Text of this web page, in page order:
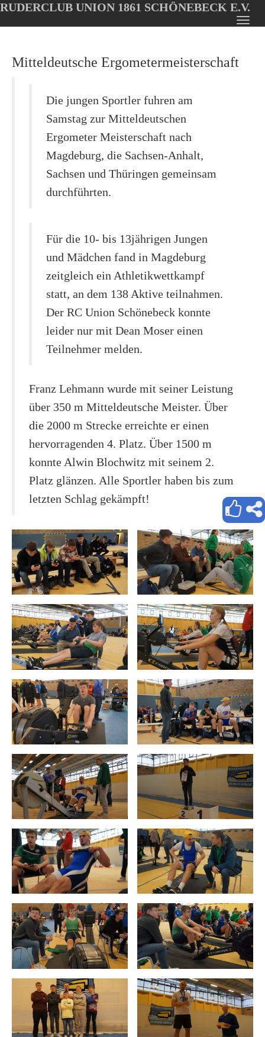
Oops, an error occurred! Code: 202608061711424c10878d
main
RUDERCLUB UNION 1861 SCHÖNEBECK E.V.
Mitteldeutsche Ergometermeisterschaft
Die jungen Sportler fuhren am
Samstag zur Mitteldeutschen
Ergometer Meisterschaft nach
Magdeburg, die Sachsen-Anhalt,
Sachsen und Thüringen gemeinsam
durchführten.
Für die 10- bis 13jährigen Jungen
und Mädchen fand in Magdeburg
zeitgleich ein Athletikwettkampf
statt, an dem 138 Aktive teilnahmen.
Der RC Union Schönebeck konnte
leider nur mit Dean Moser einen
Teilnehmer melden.
Franz Lehmann wurde mit seiner Leistung
über 350 m Mitteldeutsche Meister. Über
die 2000 m Strecke erreichte er einen
hervorragenden 4. Platz. Über 1500 m
konnte Alwin Blochwitz mit seinem 2.
Platz glänzen. Alle Sportler haben bis zum
letzten Schlag gekämpft!